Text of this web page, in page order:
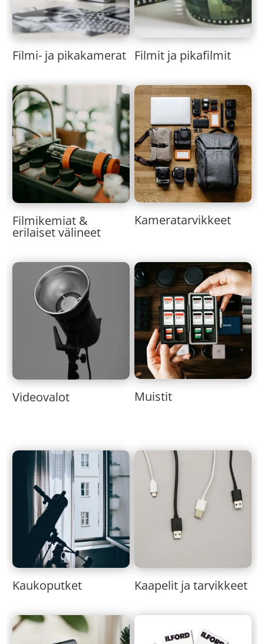
Filmi- ja pikakamerat Filmit ja pikafilmit
Filmikemiat &
erilaiset välineet
Kameratarvikkeet
Videovalot Muistit
Kaukoputket Kaapelit ja tarvikkeet